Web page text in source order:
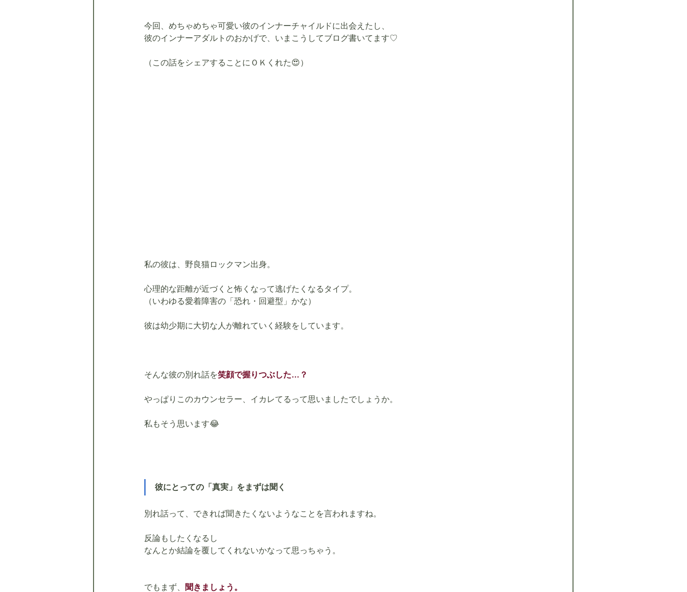
今回、めちゃめちゃ可愛い彼のインナーチャイルドに出会えたし、
彼のインナーアダルトのおかげで、いまこうしてブログ書いてます♡
（この話をシェアすることにＯＫくれた😍）
私の彼は、野良猫ロックマン出身。
心理的な距離が近づくと怖くなって逃げたくなるタイプ。
（いわゆる愛着障害の「恐れ・回避型」かな）
彼は幼少期に大切な人が離れていく経験をしています。
そんな彼の別れ話を笑顔で握りつぶした…？
やっぱりこのカウンセラー、イカレてるって思いましたでしょうか。
私もそう思います😂
彼にとっての「真実」をまずは聞く
別れ話って、できれば聞きたくないようなことを言われますね。
反論もしたくなるし
なんとか結論を覆してくれないかなって思っちゃう。
でもまず、 聞きましょう。